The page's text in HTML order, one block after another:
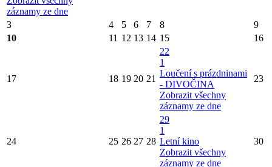
záznamy ze dne
3
4 5 6 7 8
9
10
11 12 13 14 15 16
17 18 19 20 21
22
1
Loučení s prázdninami
- DIVOČINA
Zobrazit všechny
záznamy ze dne
23
24 25 26 27 28
29
1
Letní kino
Zobrazit všechny
záznamy ze dne
30